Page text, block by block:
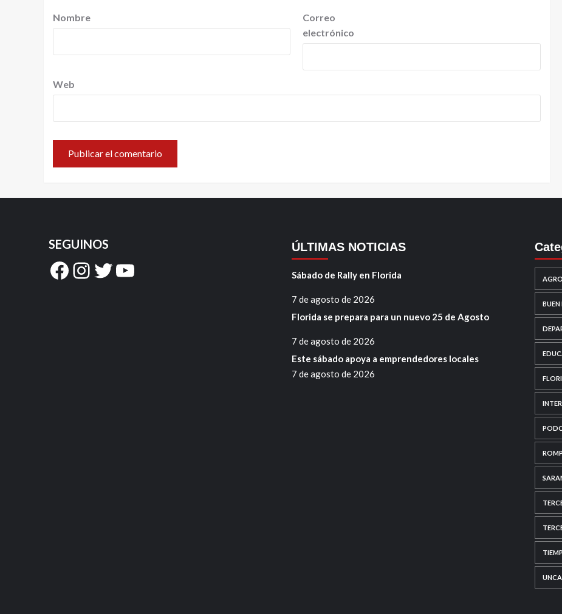
Nombre
Correo
electrónico
Web
SEGUINOS
Facebook
Instagram
Twitter
YouTube
ÚLTIMAS NOTICIAS
Sábado de Rally en Florida
7 de agosto de 2026
Florida se prepara para un nuevo 25 de Agosto
7 de agosto de 2026
Este sábado apoya a emprendedores locales
7 de agosto de 2026
BUEN